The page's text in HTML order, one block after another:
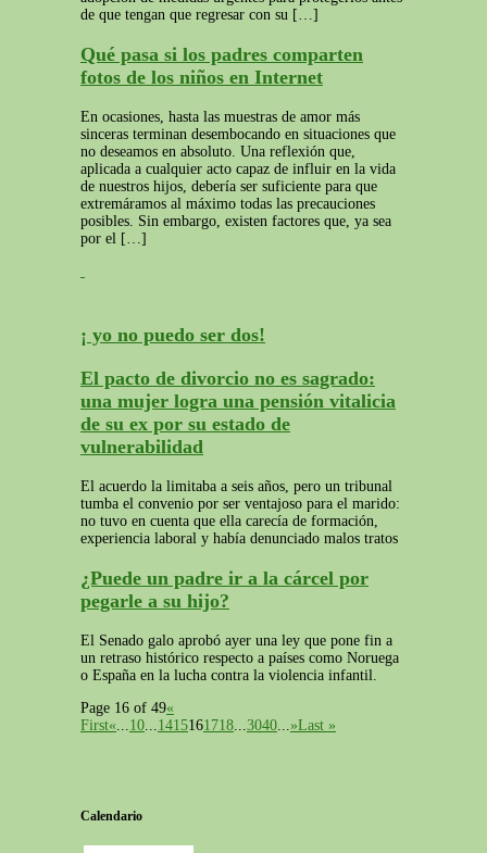
de que tengan que regresar con su […]
Qué pasa si los padres comparten
fotos de los niños en Internet
En ocasiones, hasta las muestras de amor más
sinceras terminan desembocando en situaciones que
no deseamos en absoluto. Una reflexión que,
aplicada a cualquier acto capaz de influir en la vida
de nuestros hijos, debería ser suficiente para que
extremáramos al máximo todas las precauciones
posibles. Sin embargo, existen factores que, ya sea
por el […]
¡ yo no puedo ser dos!
El pacto de divorcio no es sagrado:
una mujer logra una pensión vitalicia
de su ex por su estado de
vulnerabilidad
El acuerdo la limitaba a seis años, pero un tribunal
tumba el convenio por ser ventajoso para el marido:
no tuvo en cuenta que ella carecía de formación,
experiencia laboral y había denunciado malos tratos
¿Puede un padre ir a la cárcel por
pegarle a su hijo?
El Senado galo aprobó ayer una ley que pone fin a
un retraso histórico respecto a países como Noruega
o España en la lucha contra la violencia infantil.
Page 16 of 49«
First«...10...1415161718...3040...»Last »
Calendario